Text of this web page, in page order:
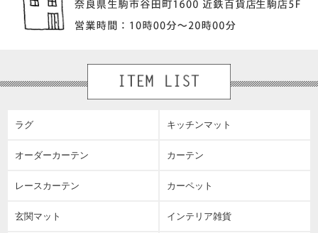
ラグ キッチンマット
オーダーカーテン カーテン
レースカーテン カーペット
玄関マット インテリア雑貨